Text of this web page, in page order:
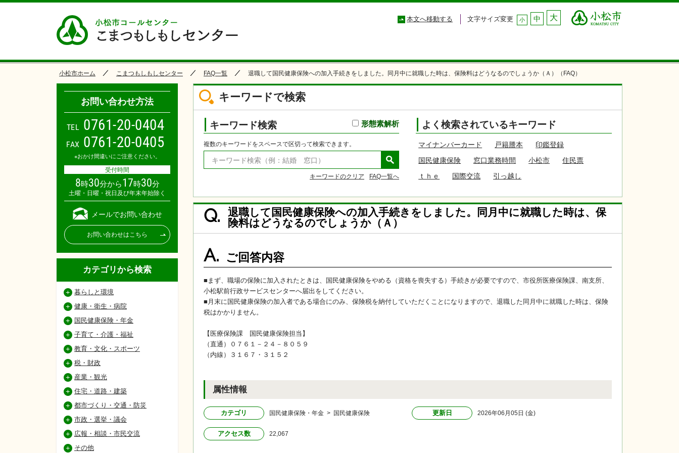
本文へ移動する 文字サイズ変更 小 中 大
小松市ホーム こまつもしもしセンター FAQ一覧 退職して国民健康保険への加入手続きをしました。同月中に就職した時は、保険料はどうなるのでしょうか（Ａ）（FAQ）
キーワードで検索
キーワード検索 形態素解析
複数のキーワードをスペースで区切って検索できます。
キーワードのクリア FAQ一覧へ
よく検索されているキーワード
マイナンバーカード 戸籍謄本
印鑑登録
国民健康保険
窓口業務時間 小松市
住民票
ｔｈｅ
国際交流 引っ越し
Q.
退職して国民健康保険への加入手続きをしました。同月中に就職した時は、保
険料はどうなるのでしょうか（Ａ）
A. ご回答内容
■まず、職場の保険に加入されたときは、国民健康保険をやめる（資格を喪失する）手続きが必要ですので、市役所医療保険課、南支所、
小松駅前行政サービスセンターへ届出をしてください。
■月末に国民健康保険の加入者である場合にのみ、保険税を納付していただくことになりますので、退職した同月中に就職した時は、保険
税はかかりません。
【医療保険課 国民健康保険担当】
（直通）０７６１－２４－８０５９
（内線）３１６７・３１５２
属性情報
カテゴリ 国民健康保険・年金 > 国民健康保険 更新日 2026年06月05日 (金)
アクセス数 22,067
お問い合わせ方法
TEL 0761-20-0404
FAX 0761-20-0405
※おかけ間違いにご注意ください。
受付時間
8時30分から17時30分
土曜・日曜・祝日及び年末年始除く
メールでお問い合わせ
お問い合わせはこちら
カテゴリから検索
暮らしと環境
健康・衛生・病院
国民健康保険・年金
子育て・介護・福祉
教育・文化・スポーツ
税・財政
産業・観光
住宅・道路・建築
都市づくり・交通・防災
市政・選挙・議会
広報・相談・市民交流
その他